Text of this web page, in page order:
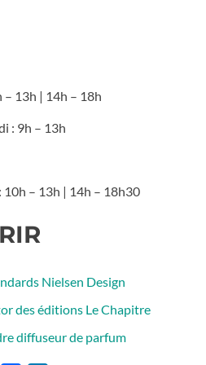
– 13h | 14h – 18h
: 9h – 13h
10h – 13h | 14h – 18h30
Nielsen Design
des éditions Le Chapitre
diffuseur de parfum